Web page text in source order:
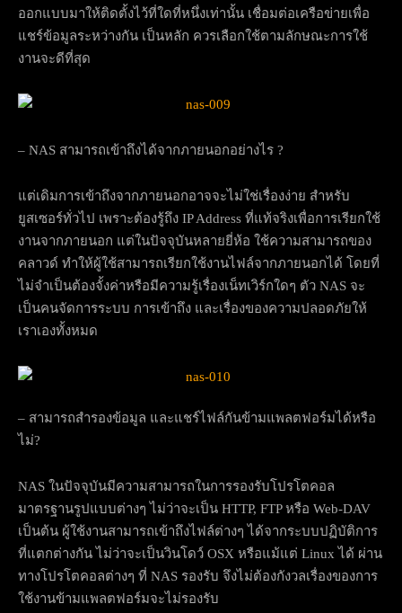
ออกแบบมาให้ติดตั้งไว้ที่ใดที่หนึ่งเท่านั้น เชื่อมต่อเครือข่ายเพื่อ
แชร์ข้อมูลระหว่างกัน เป็นหลัก ควรเลือกใช้ตามลักษณะการใช้
งานจะดีที่สุด
– NAS สามารถเข้าถึงได้จากภายนอกอย่างไร ?
แต่เดิมการเข้าถึงจากภายนอกอาจจะไม่ใช่เรื่องง่าย สำหรับ
ยูสเซอร์ทั่วไป เพราะต้องรู้ถึง IP Address ที่แท้จริงเพื่อการเรียกใช้
งานจากภายนอก แต่ในปัจจุบันหลายยี่ห้อ ใช้ความสามารถของ
คลาวด์ ทำให้ผู้ใช้สามารถเรียกใช้งานไฟล์จากภายนอกได้ โดยที่
ไม่จำเป็นต้องจั้งค่าหรือมีความรู้เรื่องเน็ทเวิร์กใดๆ ตัว NAS จะ
เป็นคนจัดการระบบ การเข้าถึง และเรื่องของความปลอดภัยให้
เราเองทั้งหมด
– สามารถสำรองข้อมูล และแชร์ไฟล์กันข้ามแพลตฟอร์มได้หรือ
ไม่?
NAS ในปัจจุบันมีความสามารถในการรองรับโปรโตคอล
มาตรฐานรูปแบบต่างๆ ไม่ว่าจะเป็น HTTP, FTP หรือ Web-DAV
เป็นต้น ผู้ใช้งานสามารถเข้าถึงไฟล์ต่างๆ ได้จากระบบปฏิบัติการ
ที่แตกต่างกัน ไม่ว่าจะเป็นวินโดว์ OSX หรือแม้แต่ Linux ได้ ผ่าน
ทางโปรโตคอลต่างๆ ที่ NAS รองรับ จึงไม่ต้องกังวลเรื่องของการ
ใช้งานข้ามแพลตฟอร์มจะไม่รองรับ